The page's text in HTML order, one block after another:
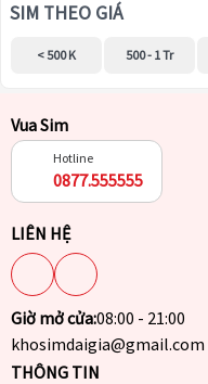
SIM THEO GIÁ
< 500 K 500 - 1 Tr
Vua Sim
Hotline
0877.555555
LIÊN HỆ
Giờ mở cửa:08:00 - 21:00
khosimdaigia@gmail.com
THÔNG TIN